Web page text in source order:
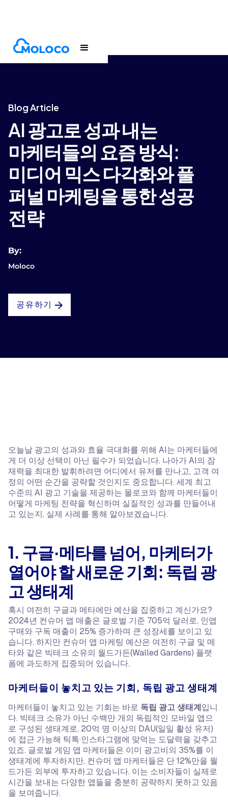
Blogs Article
Blog Article
AI 광고로 성과 내는
마케터들의 요즘 방식:
미디어 믹스 다각화와 풀
퍼널 마케팅을 통한 성공
전략
By:
Moloco
공유하기
오늘날 광고의 성과와 효율 극대화를 위해 AI는 마케터들에
게 더 이상 선택이 아닌 필수가 되었습니다. 나아가 AI의 잠
재력을 최대한 발휘하려면 어디에서 유저를 만나고, 고객 여
정의 어떤 순간을 공략할 것인지도 중요합니다. 세계 최고
수준의 AI 광고 기술을 제공하는 몰로코와 함께 마케터들이
어떻게 마케팅 전략을 혁신하며 실질적인 성과를 만들어내
고 있는지, 실제 사례를 통해 알아보겠습니다.
1. 구글·메타를 넘어, 마케터가
열어야 할 새로운 기회: 독립 광
고 생태계
혹시 여전히 구글과 메타에만 예산을 집중하고 계신가요?
2024년 컨슈머 앱 매출은 글로벌 기준 705억 달러로, 인앱
구매와 구독 매출이 25% 증가하며 큰 성장세를 보이고 있
습니다. 하지만 컨슈머 앱 마케팅 예산은 여전히 구글 및 메
타와 같은 빅테크 소유의 월드가든(Walled Gardens) 플랫
폼에 과도하게 집중되어 있습니다.
마케터들이 놓치고 있는 기회, 독립 광고 생태계
마케터들이 놓치고 있는 기회는 바로 독립 광고 생태계입니
다. 빅테크 소유가 아닌 수백만 개의 독립적인 모바일 앱으
로 구성된 생태계로, 20억 명 이상의 DAU(일일 활성 유저)
에 접근 가능해 틱톡·인스타그램에 맞먹는 도달력을 갖추고
있죠. 글로벌 게임 앱 마케터들은 이미 광고비의 35%를 이
생태계에 투자하지만, 컨슈머 앱 마케터들은 단 12%만을 월
드가든 외부에 투자하고 있습니다. 이는 소비자들이 실제로
시간을 보내는 다양한 앱들을 충분히 공략하지 못하고 있음
을 보여줍니다.